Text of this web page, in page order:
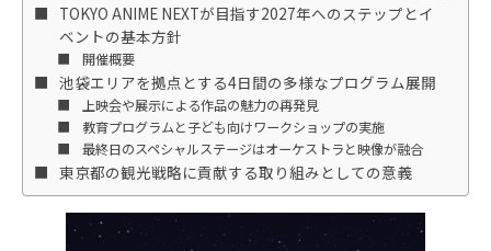
TOKYO ANIME NEXTが目指す2027年へのステップとイ
ベントの基本方針
開催概要
池袋エリアを拠点とする4日間の多様なプログラム展開
上映会や展示による作品の魅力の再発見
教育プログラムと子ども向けワークショップの実施
最終日のスペシャルステージはオーケストラと映像が融合
東京都の観光戦略に貢献する取り組みとしての意義